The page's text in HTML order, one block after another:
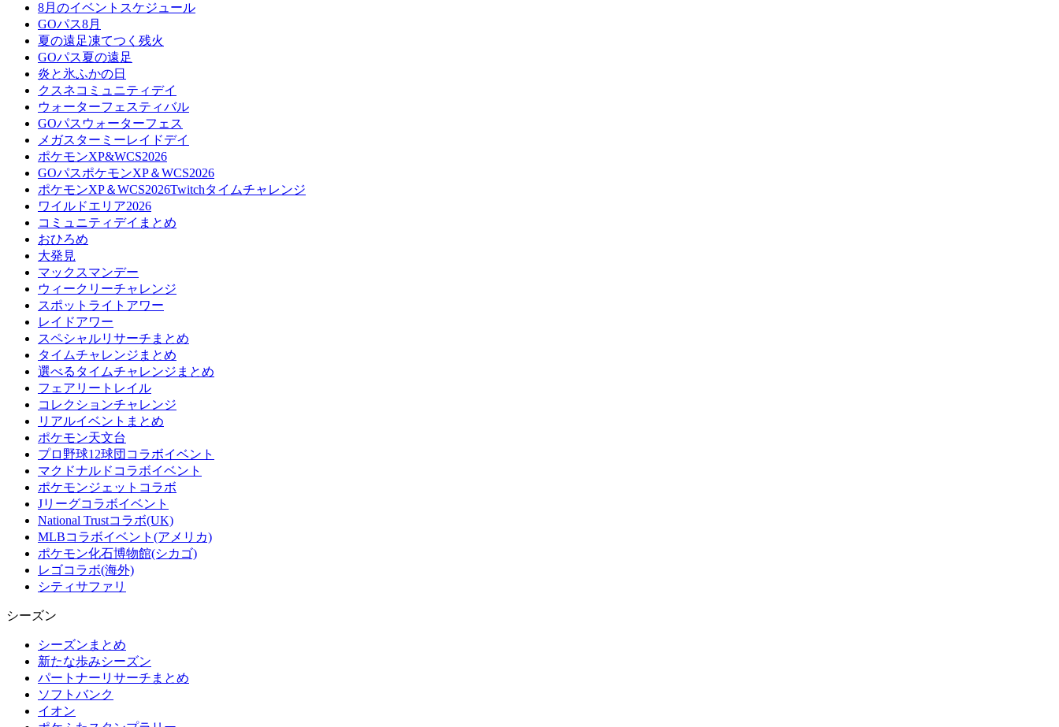
8月のイベントスケジュール
GOパス8月
夏の遠足凍てつく残火
GOパス夏の遠足
炎と氷ふかの日
クスネコミュニティデイ
ウォーターフェスティバル
GOパスウォーターフェス
メガスターミーレイドデイ
ポケモンXP&WCS2026
GOパスポケモンXP＆WCS2026
ポケモンXP＆WCS2026Twitchタイムチャレンジ
ワイルドエリア2026
コミュニティデイまとめ
おひろめ
大発見
マックスマンデー
ウィークリーチャレンジ
スポットライトアワー
レイドアワー
スペシャルリサーチまとめ
タイムチャレンジまとめ
選べるタイムチャレンジまとめ
フェアリートレイル
コレクションチャレンジ
リアルイベントまとめ
ポケモン天文台
プロ野球12球団コラボイベント
マクドナルドコラボイベント
ポケモンジェットコラボ
Jリーグコラボイベント
National Trustコラボ(UK)
MLBコラボイベント(アメリカ)
ポケモン化石博物館(シカゴ)
レゴコラボ(海外)
シティサファリ
シーズン
シーズンまとめ
新たな歩みシーズン
パートナーリサーチまとめ
ソフトバンク
イオン